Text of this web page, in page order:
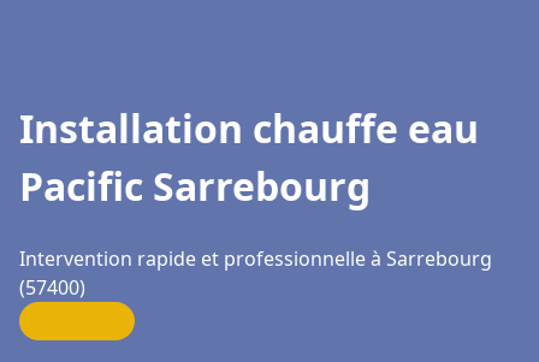
Installation chauffe eau
Pacific Sarrebourg
Intervention rapide et professionnelle à Sarrebourg
(57400)